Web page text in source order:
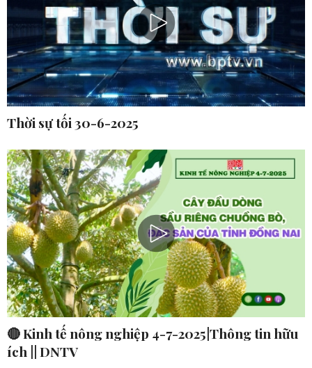
Thời sự tối 30-6-2025
🔴 Kinh tế nông nghiệp 4-7-2025|Thông tin hữu
ích || DNTV